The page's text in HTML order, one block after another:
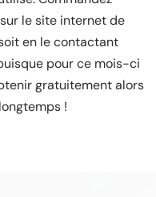
le site internet de
en le contactant
pour ce mois-ci
gratuitement alors
!